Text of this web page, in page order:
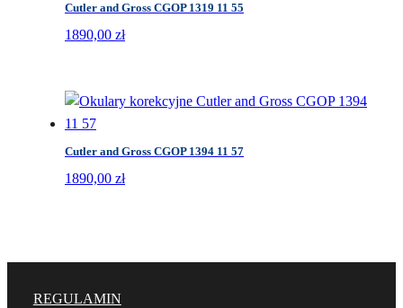
Cutler and Gross CGOP 1319 11 55
1890,00 zł
Cutler and Gross CGOP 1394 11 57
1890,00 zł
REGULAMIN